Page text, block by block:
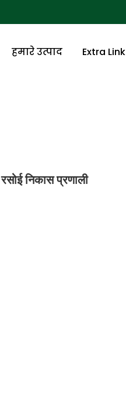
हमारे उत्पाद Extra Link
रसोई निकास प्रणाली